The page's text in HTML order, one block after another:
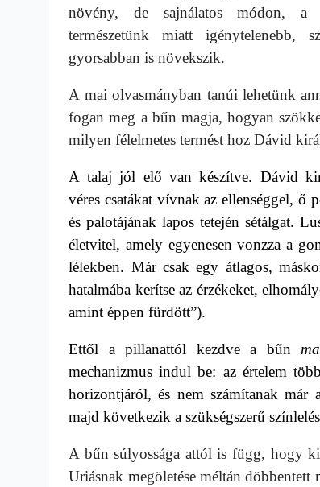
növény, de sajnálatos módon, a
természetünk miatt igénytelenebb,
gyorsabban is növekszik.
A mai olvasmányban tanúi lehetünk
fogan meg a bűn magja, hogyan
milyen félelmetes termést hoz Dávid
A talaj jól elő van készítve. Dávid
véres csatákat vívnak az ellenséggel,
és palotájának lapos tetején sétálgat.
életvitel, amely egyenesen vonzza a
lélekben. Már csak egy átlagos,
hatalmába kerítse az érzékeket,
amint éppen fürdött”).
Ettől a pillanattól kezdve a bűn
mechanizmus indul be: az értelem
horizontjáról, és nem számítanak már
majd következik a szükségszerű
A bűn súlyossága attól is függ, hogy
Uriásnak megöletése méltán